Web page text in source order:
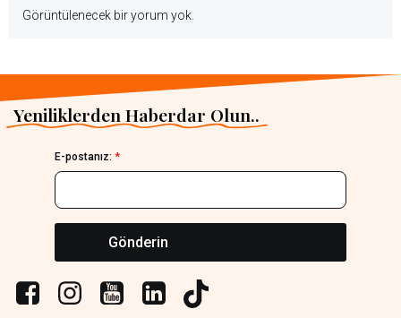
Görüntülenecek bir yorum yok.
Yeniliklerden Haberdar Olun..
E-postanız: *
Gönderin